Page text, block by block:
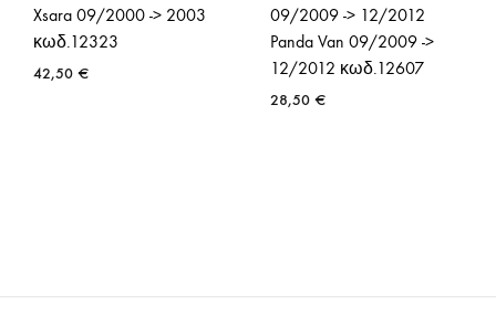
Xsara 09/2000 -> 2003
κωδ.12323
42,50 €
09/2009 -> 12/2012
Panda Van 09/2009 ->
12/2012 κωδ.12607
28,50 €